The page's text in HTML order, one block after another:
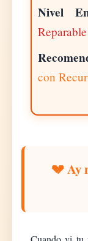
Nivel
Reparable
con
💔 Ay